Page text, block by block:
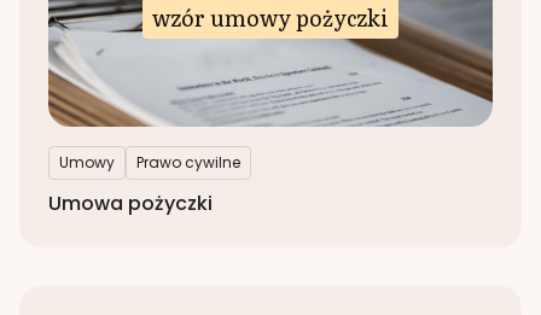
wzór umowy pożyczki
Umowy Prawo cywilne
Umowa pożyczki